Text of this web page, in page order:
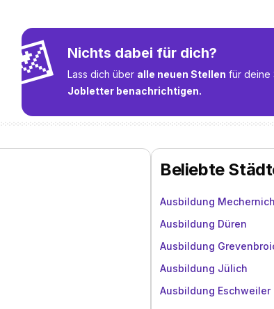
💌 Nichts dabei für dich?
Lass dich über alle neuen Stellen für deine
Jobletter benachrichtigen.
Beliebte
Ausbildung Mechernich
Ausbildung Düren
Ausbildung
Ausbildung Jülich
Ausbildung Eschweiler